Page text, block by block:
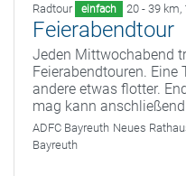
Radtour einfach 20 - 39 km,
Feierabendtour
Jeden Mittwochabend
Feierabendtouren.
andere etwas flotter.
mag kann
ADFC Bayreuth Neues
Bayreuth